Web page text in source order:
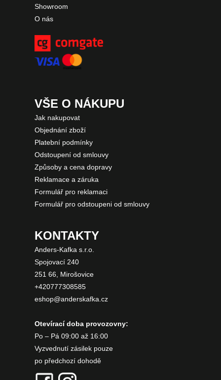
Showroom
O nás
VŠE O NÁKUPU
Jak nakupovat
Objednání zboží
Platební podmínky
Odstoupení od smlouvy
Způsoby a cena dopravy
Reklamace a záruka
Formulář pro reklamaci
Formulář pro odstoupeni od smlouvy
KONTAKTY
Anders-Kafka s.r.o.
Spojovací 240
251 66, Mirošovice
+420777308585
eshop@anderskafka.cz
Otevírací doba provozovny:
Po – Pá 09:00 až 16:00
Vyzvednutí zásilek pouze
po předchozí dohodě